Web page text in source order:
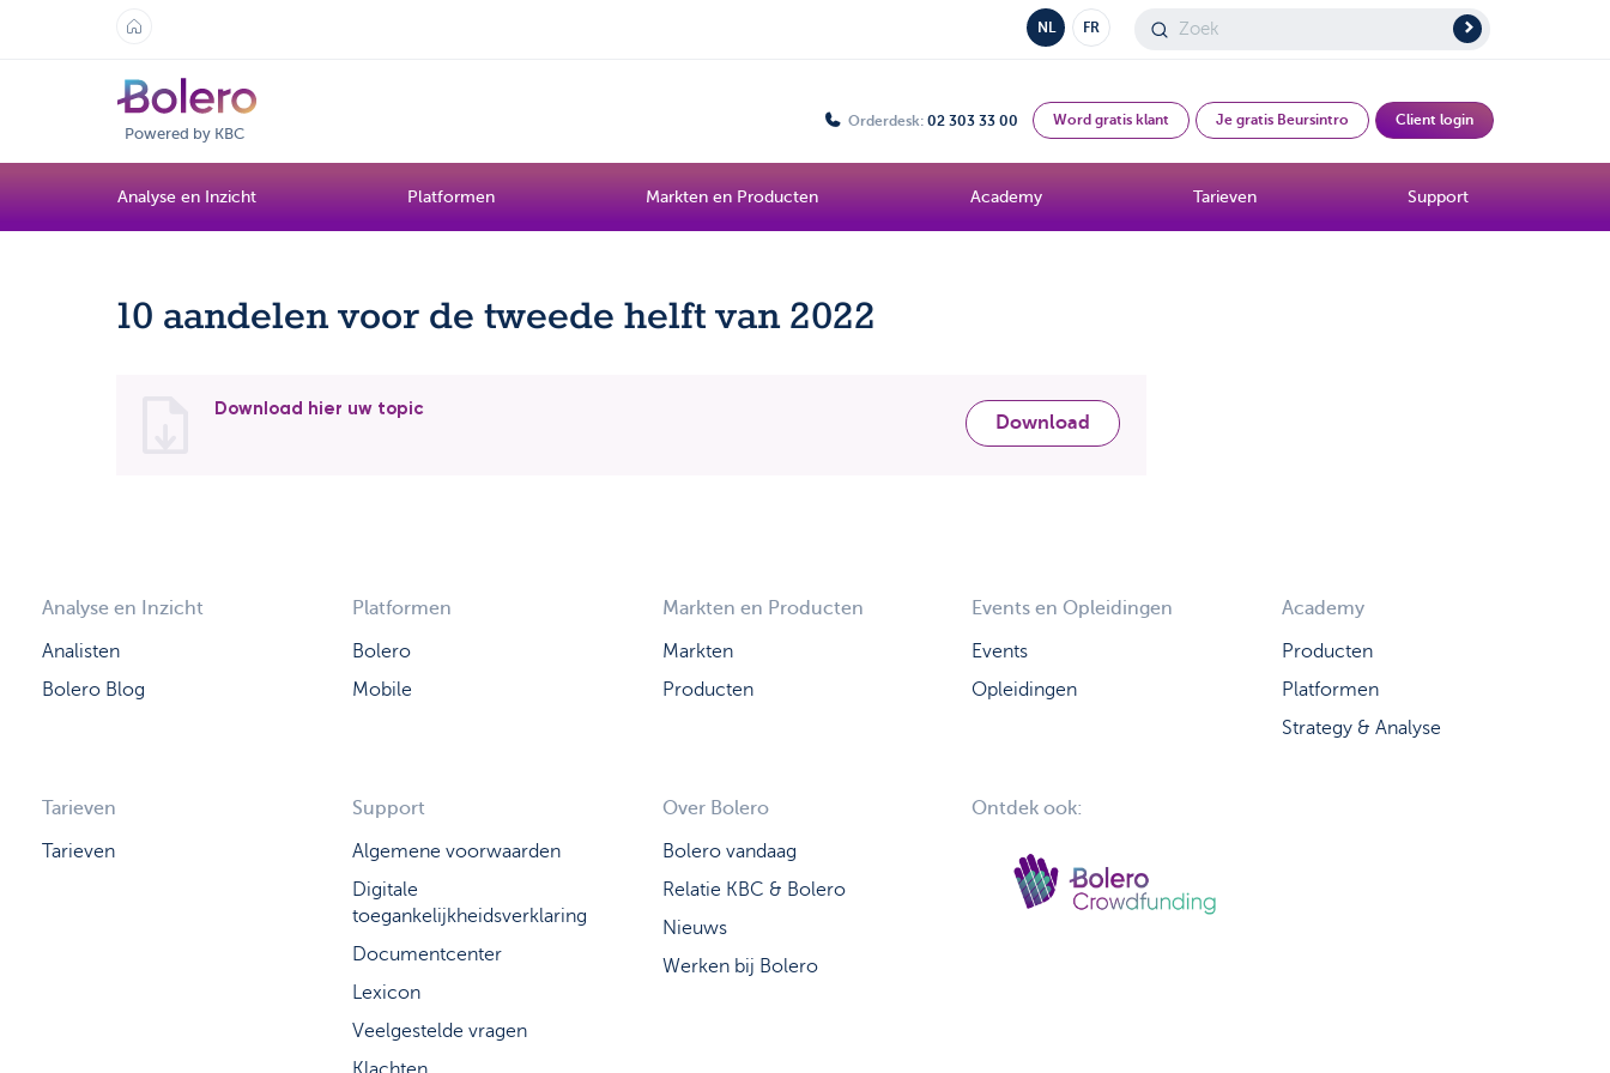
NL FR
Powered by KBC
Orderdesk: 02 303 33 00 Word gratis klant Je gratis Beursintro Client login
Analyse en Inzicht Platformen Markten en Producten Academy Tarieven Support
10 aandelen voor de tweede helft van 2022
Download hier uw topic
Download
Analyse en Inzicht
Analisten
Bolero Blog
Platformen
Bolero
Mobile
Markten en Producten
Markten
Producten
Events en Opleidingen
Events
Opleidingen
Academy
Producten
Platformen
Strategy & Analyse
Tarieven
Tarieven
Support
Algemene voorwaarden
Digitale
toegankelijkheidsverklaring
Documentcenter
Lexicon
Veelgestelde vragen
Over Bolero
Bolero vandaag
Relatie KBC & Bolero
Nieuws
Werken bij Bolero
Ontdek ook: